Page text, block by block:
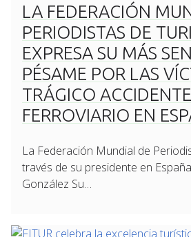
LA FEDERACIÓN
PERIODISTAS DE
EXPRESA SU MÁS
PÉSAME POR LAS
TRÁGICO ACCIDENTE
FERROVIARIO EN
La Federación Mundial de
través de su presidente en
González Su…